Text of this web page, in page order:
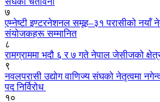
७
एम्नेष्टी इण्टरनेशनल समूह–३१ परासीको नयाँ
संयोजकहरू सम्मानित
८
रामग्राममा भदौ ६ र ७ गते नेपाल जेसीजको
९
नवलपरासी उद्योग वाणिज्य संघको नेतृत्वमा
पद निर्विरोध
१०